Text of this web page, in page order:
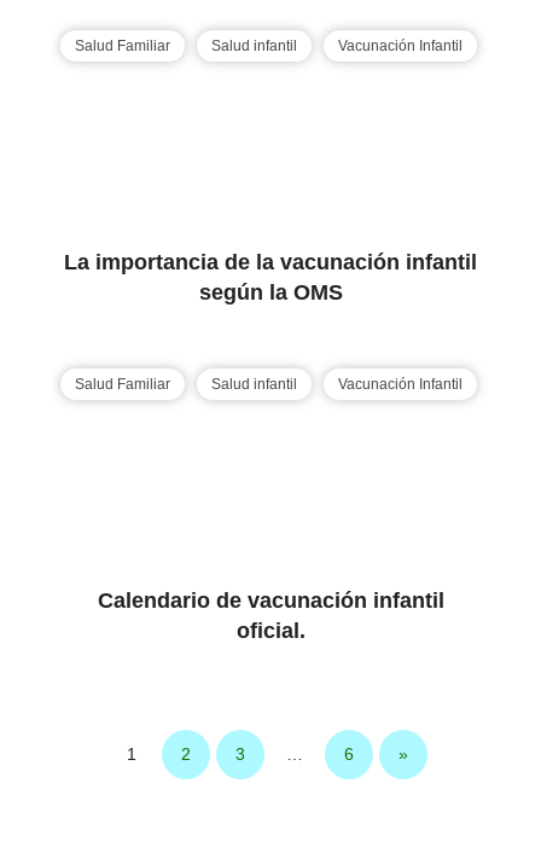
Salud Familiar Salud infantil Vacunación Infantil
La importancia de la vacunación infantil
según la OMS
Salud Familiar Salud infantil Vacunación Infantil
Calendario de vacunación infantil
oficial.
1 2 3 6 »